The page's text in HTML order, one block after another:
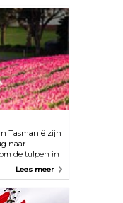
locaties uit
Tasmanië zijn
naar
de tulpen in
wanneer de
Cape sieren.
Lees meer